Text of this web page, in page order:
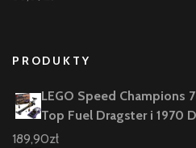
PRODUKTY
LEGO Speed Champions
Top Fuel Dragster i 1970
189,90zł